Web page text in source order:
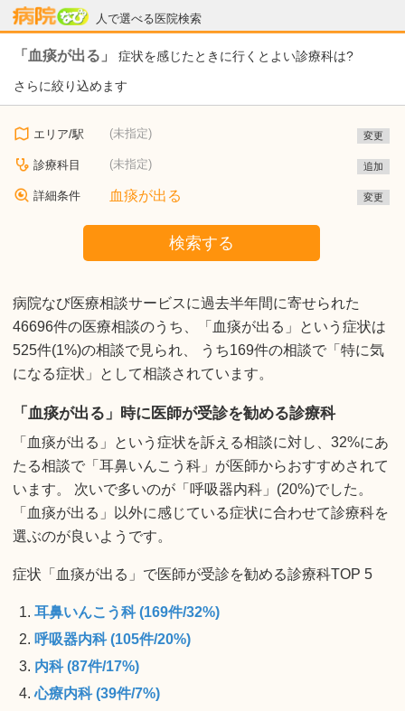
人で選べる医院検索
病院なび
「血痰が出る」 症状を感じたときに行くとよい診療科は?
さらに絞り込めます
エリア/駅 (未指定) 変更
診療科目 (未指定) 追加
詳細条件 血痰が出る 変更
検索する
病院なび医療相談サービスに過去半年間に寄せられた
46696件の医療相談のうち、「血痰が出る」という症状は
525件(1%)の相談で見られ、 うち169件の相談で「特に気
になる症状」として相談されています。
「血痰が出る」時に医師が受診を勧める診療科
「血痰が出る」という症状を訴える相談に対し、32%にあ
たる相談で「耳鼻いんこう科」が医師からおすすめされて
います。 次いで多いのが「呼吸器内科」(20%)でした。
「血痰が出る」以外に感じている症状に合わせて診療科を
選ぶのが良いようです。
症状「血痰が出る」で医師が受診を勧める診療科TOP 5
耳鼻いんこう科 (169件/32%)
呼吸器内科 (105件/20%)
内科 (87件/17%)
心療内科 (39件/7%)